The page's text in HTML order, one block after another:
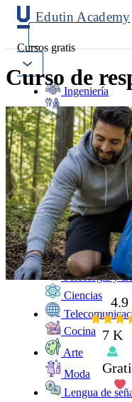
Edutin Academy
Cursos gratis
Ingeniería
Mantenimiento
Software
Diseño
Negocios
Salud
Programación
Marketing
Idiomas
Deporte
Psicología y
Ciencias
Cocina
Arte
Moda
Lengua de
Curso de
4.9
7 K